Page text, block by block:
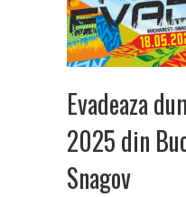
Evadeaza
2025 din
Snagov